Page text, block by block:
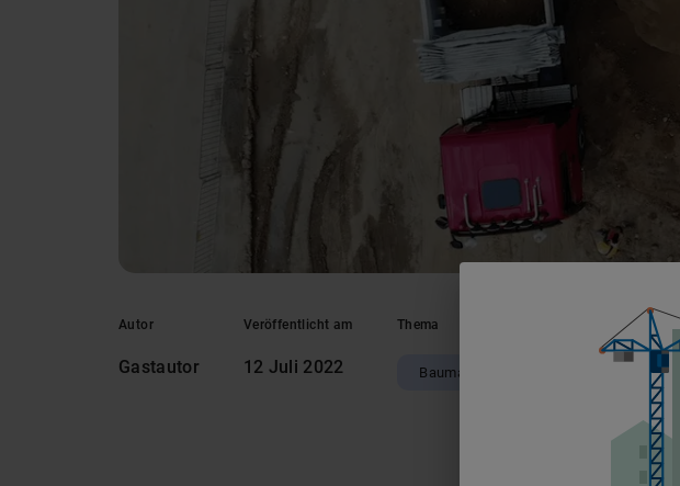
Autor
Gastautor
Veröffentlicht am
12 Juli 2022
Thema
Baumaschinen
klickrent